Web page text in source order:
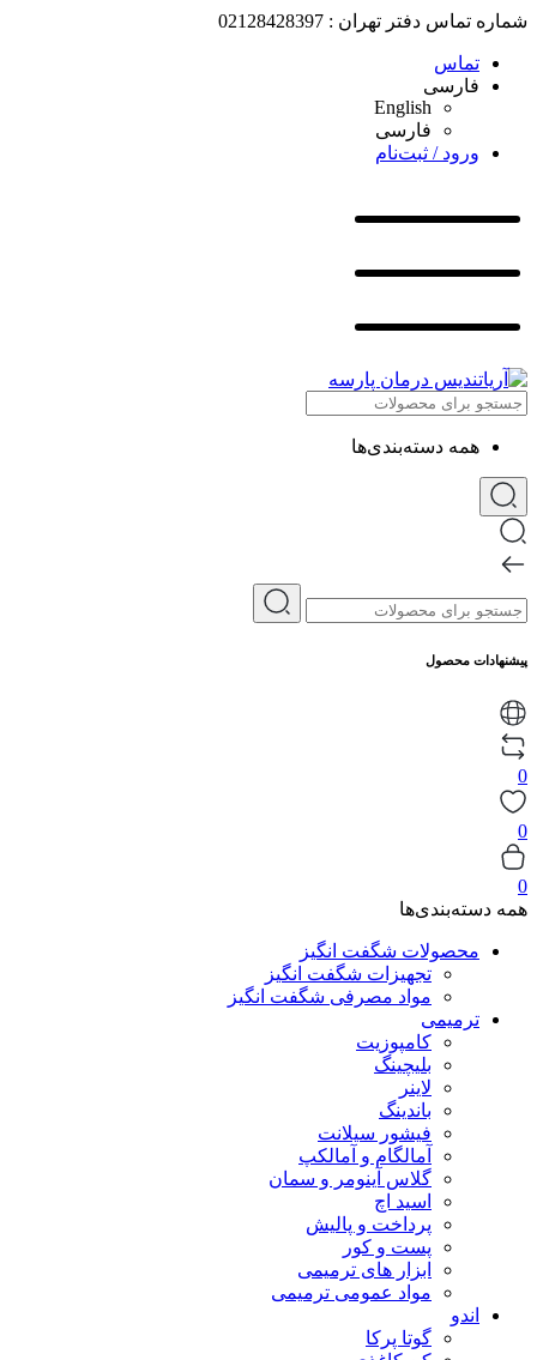
شماره تماس دفتر تهران : 02128428397
تماس
فارسی
English
فارسی
ورود / ثبت‌نام
همه دسته‌بندی‌ها
پیشنهادات محصول
0
0
0
همه دسته‌بندی‌ها
محصولات شگفت انگیز
تجهیزات شگفت انگیز
مواد مصرفی شگفت انگیز
ترمیمی
کامپوزیت
بلیچینگ
لاینر
باندینگ
فیشور سیلانت
آمالگام و آمالکپ
گلاس آینومر و سمان
اسید اچ
پرداخت و پالیش
پست و کور
ابزار های ترمیمی
مواد عمومی ترمیمی
اندو
گوتا پرکا